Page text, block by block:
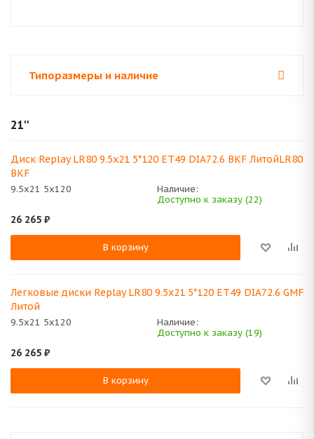
Типоразмеры и наличие
21''
Диск Replay LR80 9.5x21 5*120 ET49 DIA72.6 BKF ЛитойLR80
BKF
9.5x21 5x120
Наличие:
Доступно к заказу (22)
26 265 ₽
В корзину
Легковые диски Replay LR80 9.5x21 5*120 ET49 DIA72.6 GMF
Литой
9.5x21 5x120
Наличие:
Доступно к заказу (19)
26 265 ₽
В корзину